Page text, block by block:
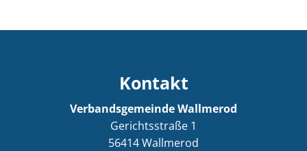
Kontakt
Verbandsgemeinde Wallmerod
Gerichtsstraße 1
56414Wallmerod